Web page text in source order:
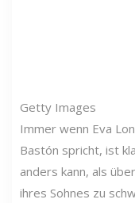
Getty Images
Immer wenn Eva
Bastón spricht, ist
anders kann, als
ihres Sohnes zu